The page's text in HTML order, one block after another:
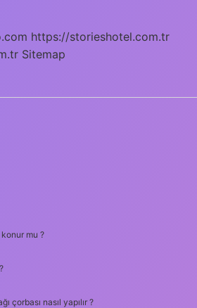
https://storieshotel.com.tr
Sitemap
mu ?
çorbası nasıl yapılır ?